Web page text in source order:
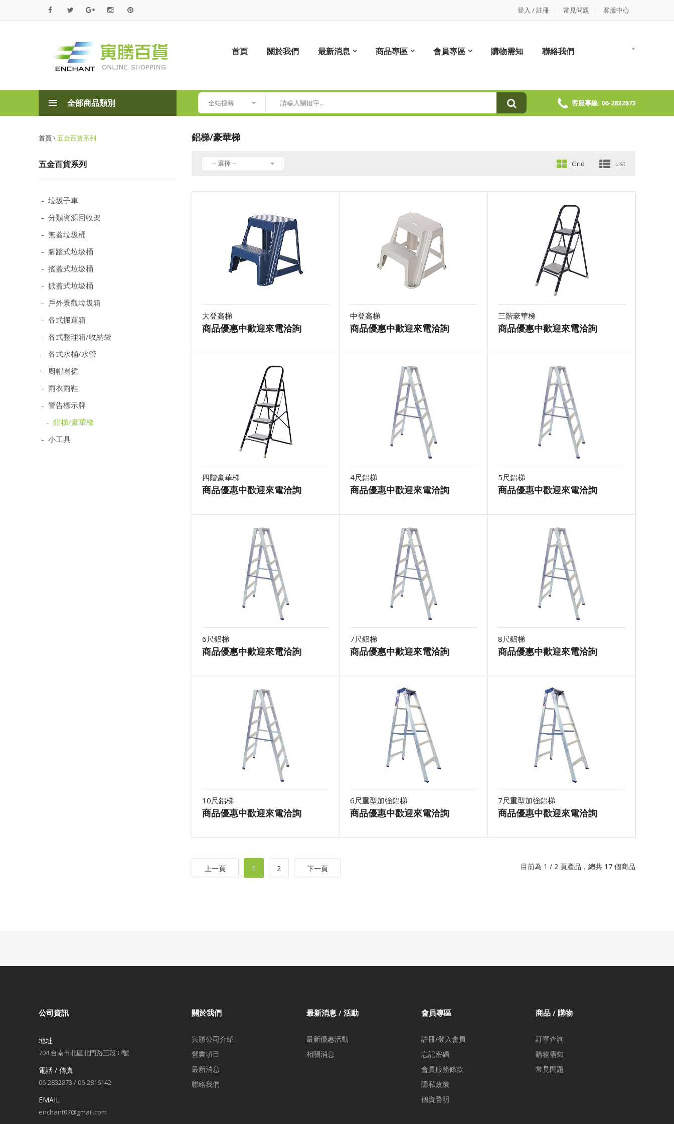
勝
登入 / 註冊 常見問題 客服中心
首頁 關於我們 最新消息 商品專區 會員專區 購物需知 聯絡我們
全部商品類別 全站搜尋 客服專線: 06-2832873
首頁\五金百貨系列
五金百貨系列
- 垃圾子車
- 分類資源回收架
- 無蓋垃圾桶
- 腳踏式垃圾桶
- 搖蓋式垃圾桶
- 掀蓋式垃圾桶
- 戶外景觀垃圾箱
- 各式搬運箱
- 各式整理箱/收納袋
- 各式水桶/水管
- 廚帽圍裙
- 雨衣雨鞋
- 警告標示牌
- 鋁梯/豪華梯
- 小工具
鋁梯/豪華梯
-- 選擇 -- Grid List
大登高梯
商品優惠中歡迎來電洽詢
中登高梯
商品優惠中歡迎來電洽詢
三階豪華梯
商品優惠中歡迎來電洽詢
四階豪華梯
商品優惠中歡迎來電洽詢
4尺鋁梯
商品優惠中歡迎來電洽詢
5尺鋁梯
商品優惠中歡迎來電洽詢
6尺鋁梯
商品優惠中歡迎來電洽詢
7尺鋁梯
商品優惠中歡迎來電洽詢
8尺鋁梯
商品優惠中歡迎來電洽詢
10尺鋁梯
商品優惠中歡迎來電洽詢
6尺重型加強鋁梯
商品優惠中歡迎來電洽詢
7尺重型加強鋁梯
商品優惠中歡迎來電洽詢
上一頁 1 2 下一頁 目前為 1 / 2 頁產品，總共 17 個商品
公司資訊
地址
704 台南市北區北門路三段37號
電話 / 傳真
06-2832873 / 06-2816142
EMAIL
enchant07@gmail.com
關於我們
寅勝公司介紹
營業項目
最新消息
聯絡我們
最新消息 / 活動
最新優惠活動
相關消息
會員專區
註冊/登入會員
忘記密碼
會員服務條款
隱私政策
個資聲明
商品 / 購物
訂單查詢
購物需知
常見問題